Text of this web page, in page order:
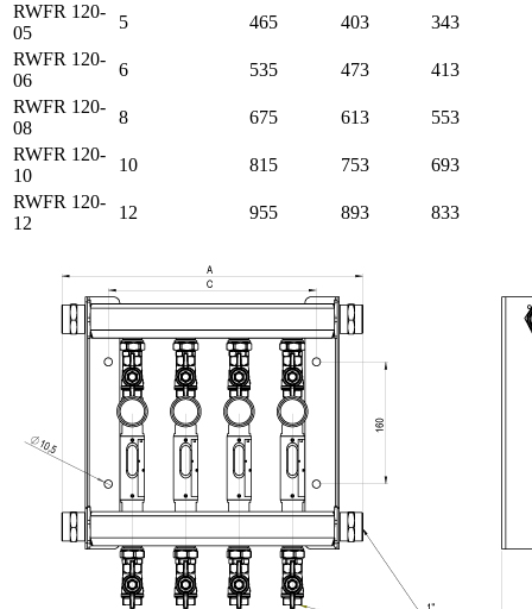
RWFR 120-
05
5 465 403
343
RWFR 120-
06
6 535 473
413
RWFR 120-
08
8 675 613
553
RWFR 120-
10
10 815 753
693
RWFR 120-
12
12 955 893 833